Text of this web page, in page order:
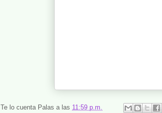
Te lo cuenta Palas a las 11:59 p.m.